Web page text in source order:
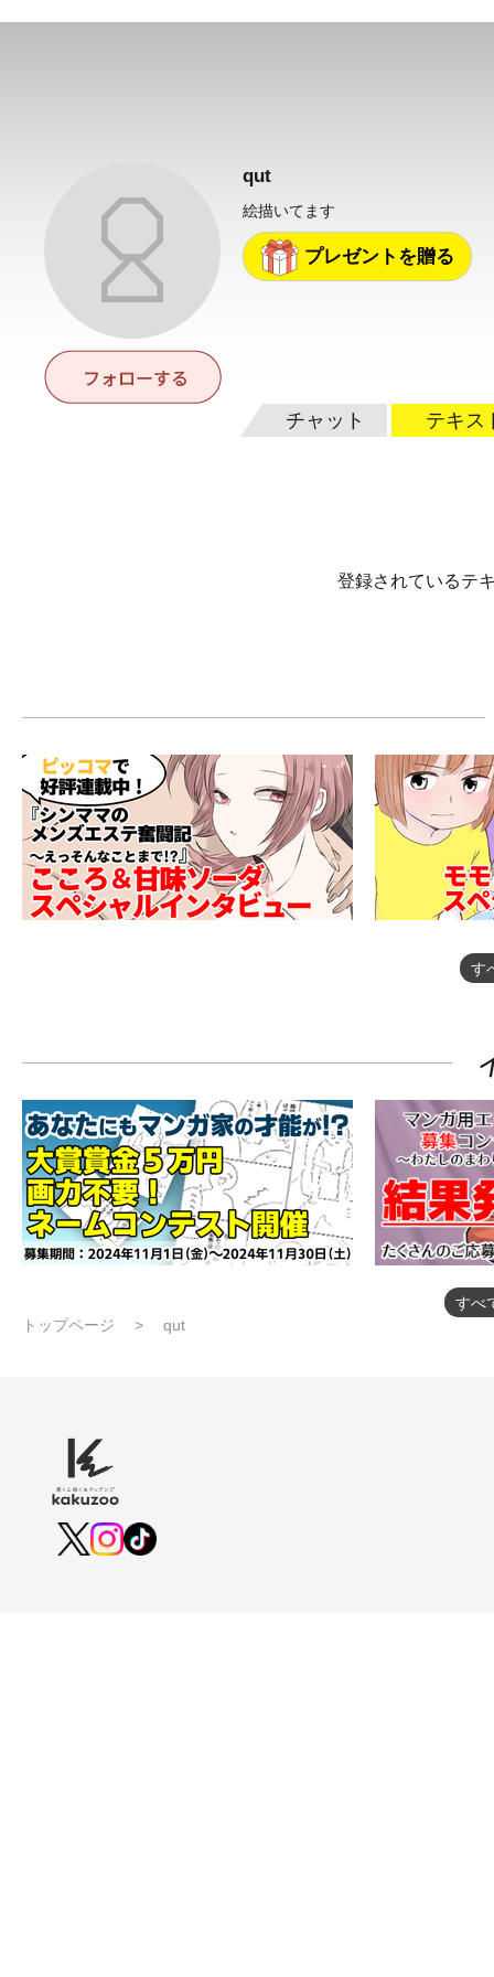
qut
絵描いてます
プレゼントを贈る
チャット テキス
登録されているテ
す
すべ
トップページ
qut